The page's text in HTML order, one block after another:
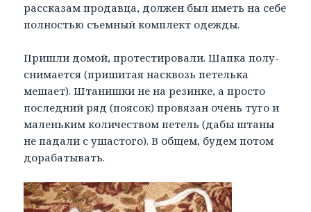
рассказам продавца, должен был иметь на себе
полностью съемный комплект одежды.
Пришли домой, протестировали. Шапка полу-
снимается (пришитая насквозь петелька
мешает). Штанишки не на резинке, а просто
последний ряд (поясок) провязан очень туго и
маленьким количеством петель (дабы штаны
не падали с ушастого). В общем, будем потом
дорабатывать.